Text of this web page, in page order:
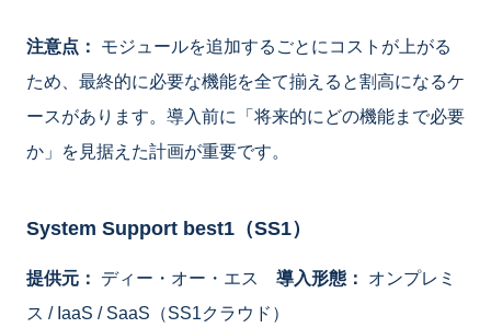
注意点：
モジュールを追加するごとにコストが上がる
ため、最終的に必要な機能を全て揃えると割高になるケ
ースがあります。導入前に「将来的にどの機能まで必要
か」を見据えた計画が重要です。
System Support best1（SS1）
提供元： ディー・オー・エス 導入形態：
オンプレミ
ス / IaaS / SaaS（SS1クラウド）